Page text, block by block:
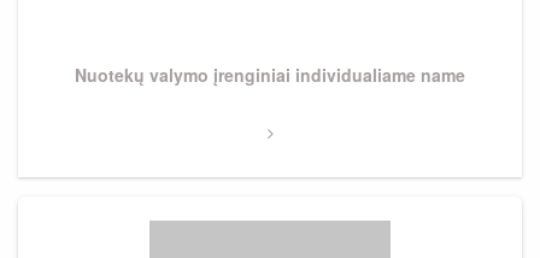
Next
Nuotekų valymo įrenginiai individualiame name